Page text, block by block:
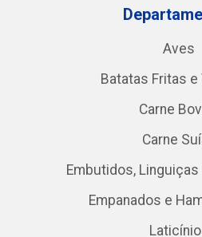
Aves
Batatas Fritas
Carne
Carne
Embutidos,
Empanados e